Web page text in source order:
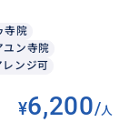
寺院
ユン寺院
ンジ可
¥6,200/人